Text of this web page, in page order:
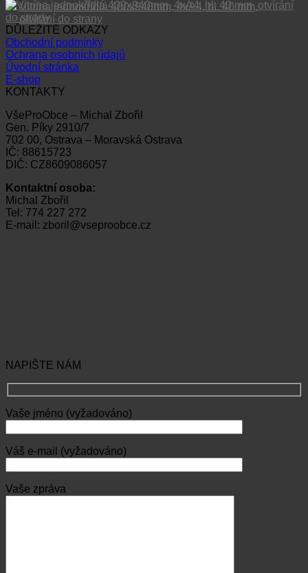
Vitrína jednokřídlá 400x940mm, 4xA4, hl. 40 mm,
otvírání do strany
DŮLEŽITÉ ODKAZY
Obchodní podmínky
Ochrana osobních údajů
Úvodní stránka
E-shop
KONTAKTY
VšeProObce – Michal Zbořil
Gen. Píky 2910/7
702 00, Ostrava – Moravská Ostrava
IČ: 88615723
DIČ: CZ8609086057
Kontaktní osoba:
Michal Zbořil
Tel: 774 227 272
E-mail: zboril@vseproobce.cz
NAPIŠTE NÁM
Vaše jméno (vyžadováno)
Váš e-mail (vyžadováno)
Vaše zpráva